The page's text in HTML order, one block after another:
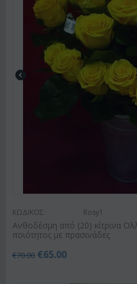
ΚΩΔΙΚΟΣ: Rosy1
Ανθοδέσμη από (20) κίτρινα
ποιότητος με πρασινάδες
€70.00 €65.00